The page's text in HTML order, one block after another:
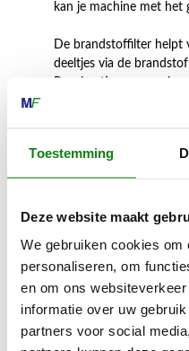
Toestemming
Deze website maakt
We gebruiken cookies
personaliseren, om
en om ons
informatie over uw
partners voor social
kan je machine met het
De brandstoffilter helpt
deeltjes via de
Regelmatige vervanging
regelmatig te
verbranding in de motor.
Voor het vervangen
STIHL machine wordt
van de Service Kit is
bijgesloten. Hiermee
verwijderen en
gereedschap nodig.